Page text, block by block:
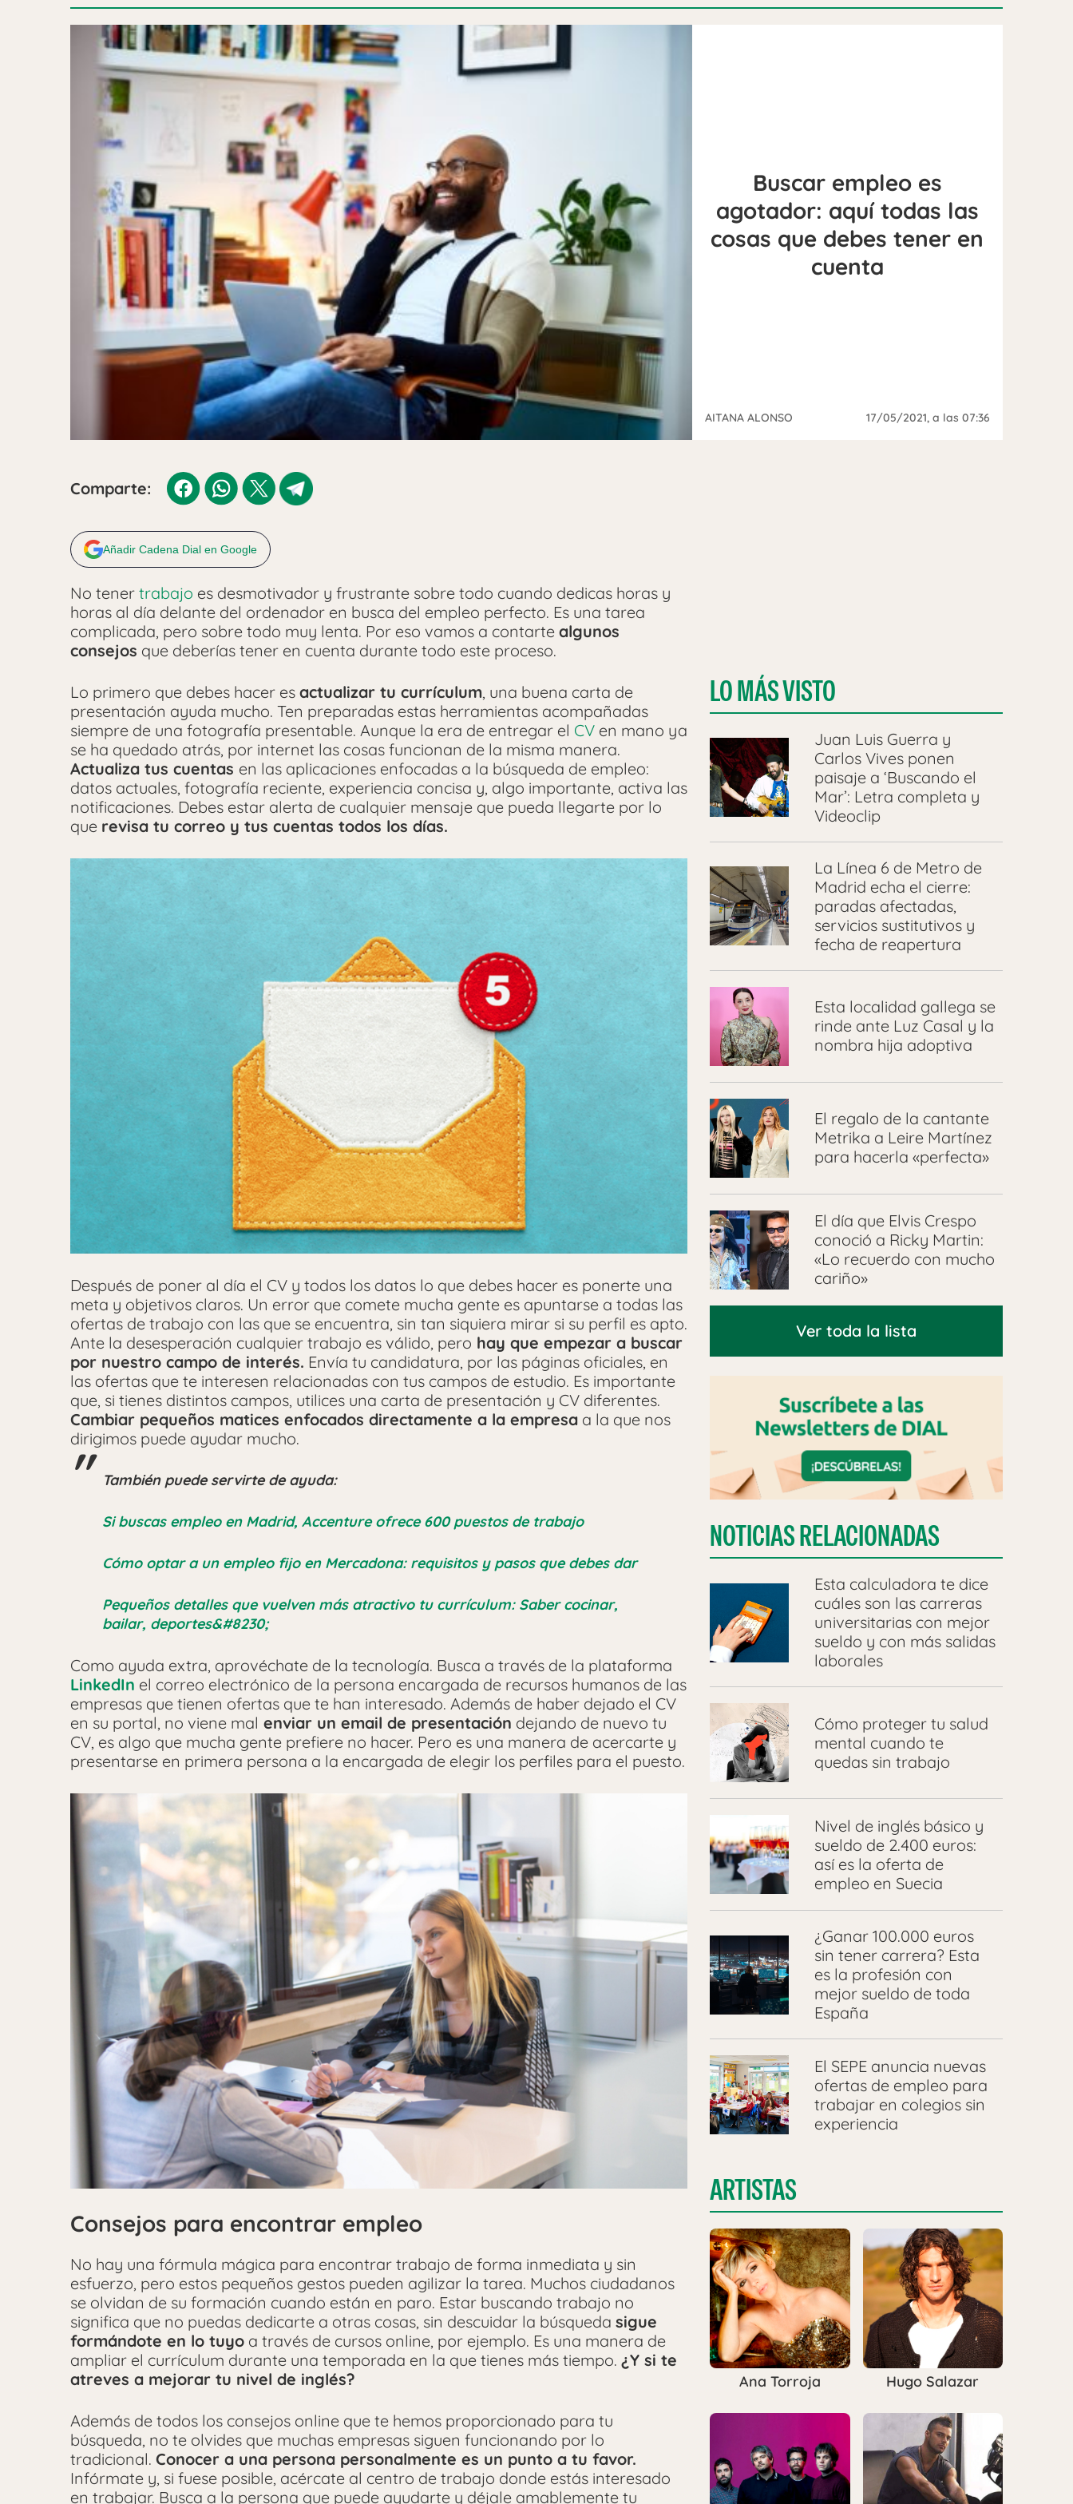
Buscar empleo es
agotador: aquí todas las
cosas que debes tener en
cuenta
AITANA ALONSO 17/05/2021, a las 07:36
Comparte:
Añadir Cadena Dial en Google
No tener trabajo es desmotivador y frustrante sobre todo cuando dedicas horas y
horas al día delante del ordenador en busca del empleo perfecto. Es una tarea
complicada, pero sobre todo muy lenta. Por eso vamos a contarte algunos
consejos que deberías tener en cuenta durante todo este proceso.
Lo primero que debes hacer es actualizar tu currículum, una buena carta de
presentación ayuda mucho. Ten preparadas estas herramientas acompañadas
siempre de una fotografía presentable. Aunque la era de entregar el CV en mano ya
se ha quedado atrás, por internet las cosas funcionan de la misma manera.
Actualiza tus cuentas en las aplicaciones enfocadas a la búsqueda de empleo:
datos actuales, fotografía reciente, experiencia concisa y, algo importante, activa las
notificaciones. Debes estar alerta de cualquier mensaje que pueda llegarte por lo
que revisa tu correo y tus cuentas todos los días.
Después de poner al día el CV y todos los datos lo que debes hacer es ponerte una
meta y objetivos claros. Un error que comete mucha gente es apuntarse a todas las
ofertas de trabajo con las que se encuentra, sin tan siquiera mirar si su perfil es apto.
Ante la desesperación cualquier trabajo es válido, pero hay que empezar a buscar
por nuestro campo de interés. Envía tu candidatura, por las páginas oficiales, en
las ofertas que te interesen relacionadas con tus campos de estudio. Es importante
que, si tienes distintos campos, utilices una carta de presentación y CV diferentes.
Cambiar pequeños matices enfocados directamente a la empresa a la que nos
dirigimos puede ayudar mucho.
También puede servirte de ayuda:
Si buscas empleo en Madrid, Accenture ofrece 600 puestos de trabajo
Cómo optar a un empleo fijo en Mercadona: requisitos y pasos que debes dar
Pequeños detalles que vuelven más atractivo tu currículum: Saber cocinar,
bailar, deportes&#8230;
Como ayuda extra, aprovéchate de la tecnología. Busca a través de la plataforma
LinkedIn el correo electrónico de la persona encargada de recursos humanos de las
empresas que tienen ofertas que te han interesado. Además de haber dejado el CV
en su portal, no viene mal enviar un email de presentación dejando de nuevo tu
CV, es algo que mucha gente prefiere no hacer. Pero es una manera de acercarte y
presentarse en primera persona a la encargada de elegir los perfiles para el puesto.
Consejos para encontrar empleo
No hay una fórmula mágica para encontrar trabajo de forma inmediata y sin
esfuerzo, pero estos pequeños gestos pueden agilizar la tarea. Muchos ciudadanos
se olvidan de su formación cuando están en paro. Estar buscando trabajo no
significa que no puedas dedicarte a otras cosas, sin descuidar la búsqueda sigue
formándote en lo tuyo a través de cursos online, por ejemplo. Es una manera de
ampliar el currículum durante una temporada en la que tienes más tiempo. ¿Y si te
atreves a mejorar tu nivel de inglés?
Además de todos los consejos online que te hemos proporcionado para tu
búsqueda, no te olvides que muchas empresas siguen funcionando por lo
tradicional. Conocer a una persona personalmente es un punto a tu favor.
Infórmate y, si fuese posible, acércate al centro de trabajo donde estás interesado
en trabajar. Busca a la persona que puede ayudarte y déjale amablemente tu
LO MÁS VISTO
Juan Luis Guerra y
Carlos Vives ponen
paisaje a ‘Buscando el
Mar’: Letra completa y
Videoclip
La Línea 6 de Metro de
Madrid echa el cierre:
paradas afectadas,
servicios sustitutivos y
fecha de reapertura
Esta localidad gallega se
rinde ante Luz Casal y la
nombra hija adoptiva
El regalo de la cantante
Metrika a Leire Martínez
para hacerla «perfecta»
El día que Elvis Crespo
conoció a Ricky Martin:
«Lo recuerdo con mucho
cariño»
Ver toda la lista
NOTICIAS RELACIONADAS
Esta calculadora te dice
cuáles son las carreras
universitarias con mejor
sueldo y con más salidas
laborales
Cómo proteger tu salud
mental cuando te
quedas sin trabajo
Nivel de inglés básico y
sueldo de 2.400 euros:
así es la oferta de
empleo en Suecia
¿Ganar 100.000 euros
sin tener carrera? Esta
es la profesión con
mejor sueldo de toda
España
El SEPE anuncia nuevas
ofertas de empleo para
trabajar en colegios sin
experiencia
ARTISTAS
Ana Torroja Hugo Salazar